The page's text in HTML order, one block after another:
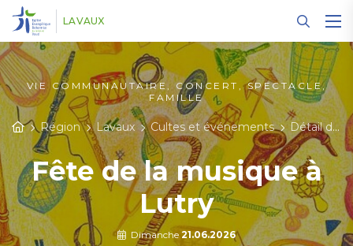
LAVAUX
VIE COMMUNAUTAIRE, CONCERT, SPECTACLE,
FAMILLE
Région Lavaux Cultes et événements Détail des événements
Fête de la musique à
Lutry
Dimanche 21.06.2026
Panneau de gestion des cookies